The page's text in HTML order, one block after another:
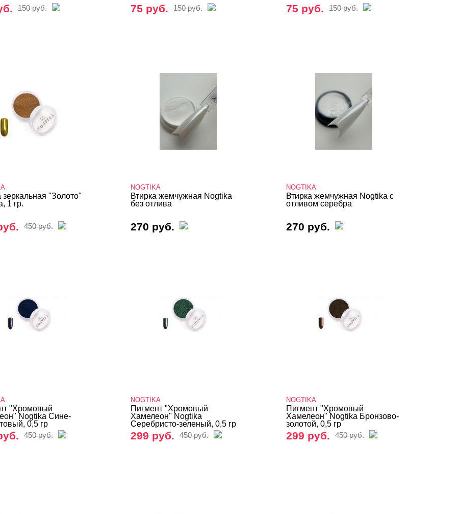
150 руб. 75 руб. 150 руб. 75 руб. 150 руб.
зеркальная "Золото"
1 гр.
450 руб.
NOGTIKA
Втирка жемчужная Nogtika
без отлива
270 руб.
NOGTIKA
Втирка жемчужная Nogtika с
отливом серебра
270 руб.
"Хромовый
Nogtika Сине-
0,5 гр
450 руб.
NOGTIKA
Пигмент "Хромовый
Хамелеон" Nogtika
Серебристо-зеленый, 0,5 гр
299 руб. 450 руб.
NOGTIKA
Пигмент "Хромовый
Хамелеон" Nogtika Бронзово-
золотой, 0,5 гр
299 руб. 450 руб.